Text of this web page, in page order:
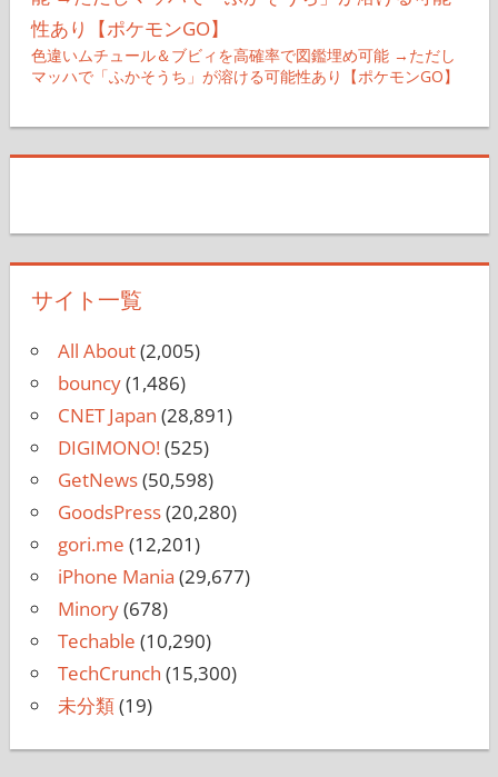
色違いムチュール＆ブビィを高確率で図鑑埋め可能 →ただし
マッハで「ふかそうち」が溶ける可能性あり【ポケモンGO】
サイト一覧
All About(2,005)
bouncy(1,486)
CNET Japan (28,891)
DIGIMONO!(525)
GetNews(50,598)
GoodsPress(20,280)
gori.me (12,201)
iPhone Mania (29,677)
Minory(678)
Techable (10,290)
TechCrunch (15,300)
未分類(19)